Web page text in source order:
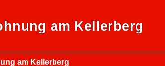
am Kellerberg
am Kellerberg